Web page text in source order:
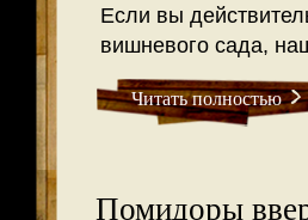
Если вы
вишневого сада,
Читать полностью
Помидоры